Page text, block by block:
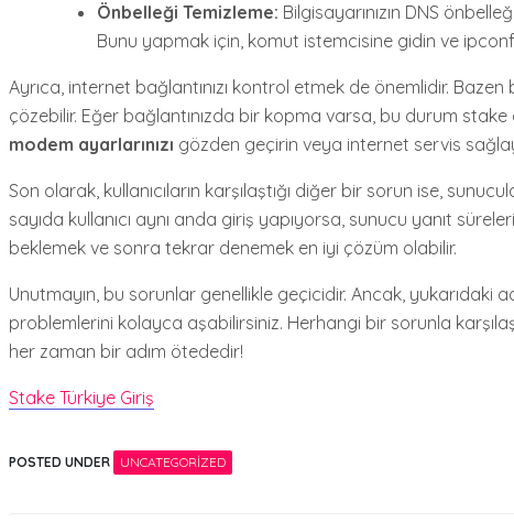
Önbelleği Temizleme: Bilgisayarınızın DNS
Bunu yapmak için, komut istemcisine gidin ve
Ayrıca, internet bağlantınızı kontrol etmek de önemlidir.
çözebilir. Eğer bağlantınızda bir kopma varsa, bu durum stake
modem ayarlarınızı gözden geçirin veya internet servis
Son olarak, kullanıcıların karşılaştığı diğer bir sorun ise,
sayıda kullanıcı aynı anda giriş yapıyorsa, sunucu yanıt
beklemek ve sonra tekrar denemek en iyi çözüm olabilir.
Unutmayın, bu sorunlar genellikle geçicidir. Ancak, yukarıdaki
problemlerini kolayca aşabilirsiniz. Herhangi bir sorunla
her zaman bir adım ötededir!
Stake Türkiye Giriş
POSTED UNDER UNCATEGORIZED